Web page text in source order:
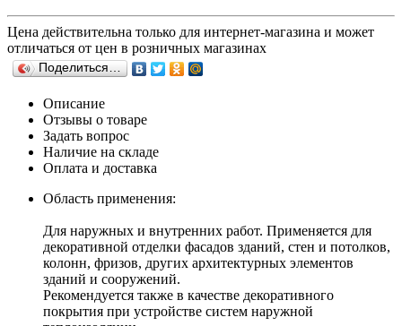
Цена действительна только для интернет-магазина и может
отличаться от цен в розничных магазинах
Поделиться…
Описание
Отзывы о товаре
Задать вопрос
Наличие на складе
Оплата и доставка
Область применения:
Для наружных и внутренних работ. Применяется для
декоративной отделки фасадов зданий, стен и потолков,
колонн, фризов, других архитектурных элементов
зданий и сооружений.
Рекомендуется также в качестве декоративного
покрытия при устройстве систем наружной